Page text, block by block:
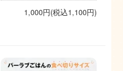
1,000円(税込1,100円)